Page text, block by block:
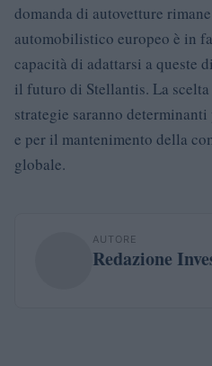
domanda di autovetture
automobilistico europeo è in
capacità di adattarsi a queste
il futuro di Stellantis. La scelta
strategie saranno
e per il mantenimento della
globale.
AUTORE
Redazione